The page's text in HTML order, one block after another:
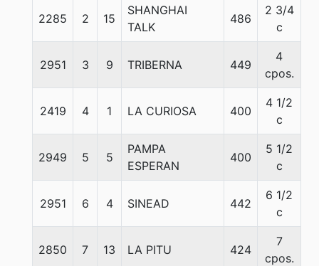
2285 2 15
SHANGHAI
TALK
486
2 3/4
c
2951 3 9 TRIBERNA 449
4
cpos.
2419 4 1 LA CURIOSA 400
4 1/2
c
2949 5 5
PAMPA
ESPERAN
400
5 1/2
c
2951 6 4 SINEAD 442
6 1/2
c
2850 7 13 LA PITU 424
7
cpos.